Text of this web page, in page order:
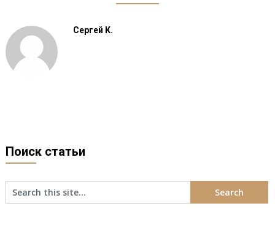
Сергей К.
Поиск статьи